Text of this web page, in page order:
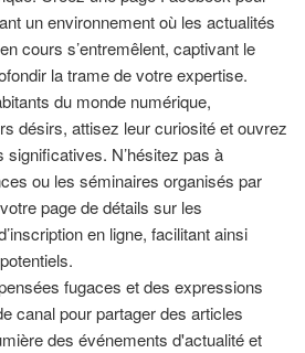
un environnement où les actualités
cours s’entremêlent, captivant le
la trame de votre expertise.
du monde numérique,
désirs, attisez leur curiosité et ouvrez
significatives. N’hésitez pas à
ou les séminaires organisés par
page de détails sur les
en ligne, facilitant ainsi
fugaces et des expressions
canal pour partager des articles
des événements d'actualité et